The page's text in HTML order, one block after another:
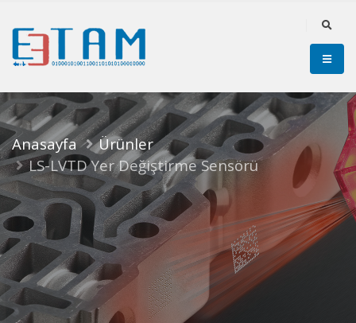
Anasayfa
Ürünler
LS-LVTD Yer Değiştirme Sensörü